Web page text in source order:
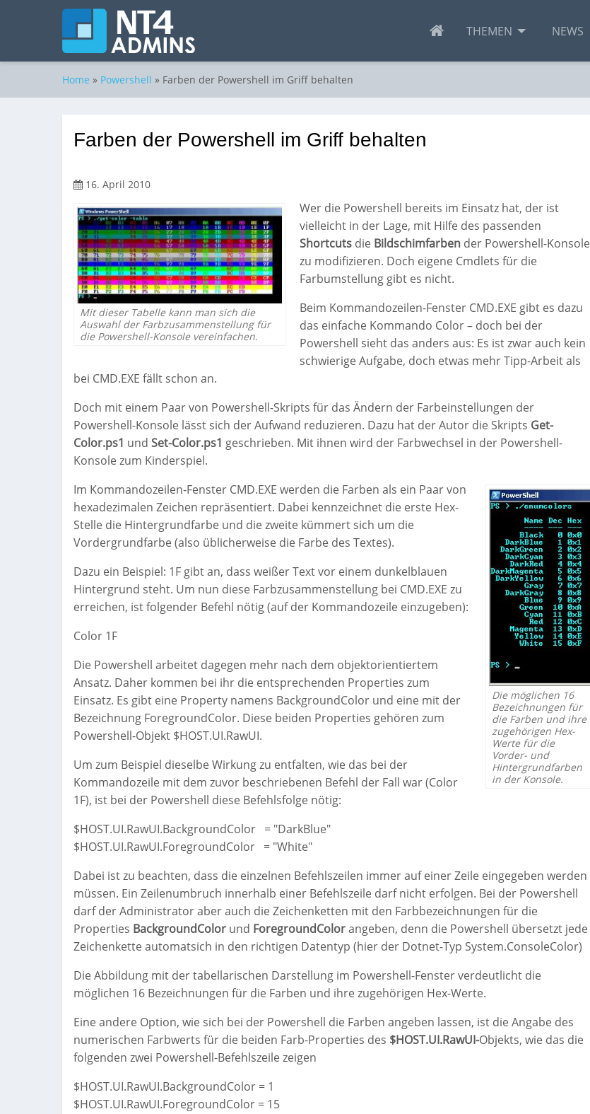
THEMEN NEWS
Home » Powershell » Farben der Powershell im Griff behalten
Farben der Powershell im Griff behalten
16. April 2010
Mit dieser Tabelle kann man sich die
Auswahl der Farbzusammenstellung für
die Powershell-Konsole vereinfachen.
Wer die Powershell bereits im Einsatz hat, der ist
vielleicht in der Lage, mit Hilfe des passenden
Shortcuts die Bildschimfarben der Powershell-Konsole
zu modifizieren. Doch eigene Cmdlets für die
Farbumstellung gibt es nicht.
Beim Kommandozeilen-Fenster CMD.EXE gibt es dazu
das einfache Kommando Color – doch bei der
Powershell sieht das anders aus: Es ist zwar auch kein
schwierige Aufgabe, doch etwas mehr Tipp-Arbeit als
bei CMD.EXE fällt schon an.
Doch mit einem Paar von Powershell-Skripts für das Ändern der Farbeinstellungen der
Powershell-Konsole lässt sich der Aufwand reduzieren. Dazu hat der Autor die Skripts Get-
Color.ps1 und Set-Color.ps1 geschrieben. Mit ihnen wird der Farbwechsel in der Powershell-
Konsole zum Kinderspiel.
Die möglichen 16
Bezeichnungen für
die Farben und ihre
zugehörigen Hex-
Werte für die
Vorder- und
Hintergrundfarben
in der Konsole.
Im Kommandozeilen-Fenster CMD.EXE werden die Farben als ein Paar von
hexadezimalen Zeichen repräsentiert. Dabei kennzeichnet die erste Hex-
Stelle die Hintergrundfarbe und die zweite kümmert sich um die
Vordergrundfarbe (also üblicherweise die Farbe des Textes).
Dazu ein Beispiel: 1F gibt an, dass weißer Text vor einem dunkelblauen
Hintergrund steht. Um nun diese Farbzusammenstellung bei CMD.EXE zu
erreichen, ist folgender Befehl nötig (auf der Kommandozeile einzugeben):
Color 1F
Die Powershell arbeitet dagegen mehr nach dem objektorientiertem
Ansatz. Daher kommen bei ihr die entsprechenden Properties zum
Einsatz. Es gibt eine Property namens BackgroundColor und eine mit der
Bezeichnung ForegroundColor. Diese beiden Properties gehören zum
Powershell-Objekt $HOST.UI.RawUI.
Um zum Beispiel dieselbe Wirkung zu entfalten, wie das bei der
Kommandozeile mit dem zuvor beschriebenen Befehl der Fall war (Color
1F), ist bei der Powershell diese Befehlsfolge nötig:
$HOST.UI.RawUI.BackgroundColor = "DarkBlue"
$HOST.UI.RawUI.ForegroundColor = "White"
Dabei ist zu beachten, dass die einzelnen Befehlszeilen immer auf einer Zeile eingegeben werden
müssen. Ein Zeilenumbruch innerhalb einer Befehlszeile darf nicht erfolgen. Bei der Powershell
darf der Administrator aber auch die Zeichenketten mit den Farbbezeichnungen für die
Properties BackgroundColor und ForegroundColorangeben, denn die Powershell übersetzt jede
Zeichenkette automatsich in den richtigen Datentyp (hier der Dotnet-Typ System.ConsoleColor)
Die Abbildung mit der tabellarischen Darstellung im Powershell-Fenster verdeutlicht die
möglichen 16 Bezeichnungen für die Farben und ihre zugehörigen Hex-Werte.
Eine andere Option, wie sich bei der Powershell die Farben angeben lassen, ist die Angabe des
numerischen Farbwerts für die beiden Farb-Properties des $HOST.UI.RawUI-Objekts, wie das die
folgenden zwei Powershell-Befehlszeile zeigen
$HOST.UI.RawUI.BackgroundColor = 1
$HOST.UI.RawUI.ForegroundColor = 15